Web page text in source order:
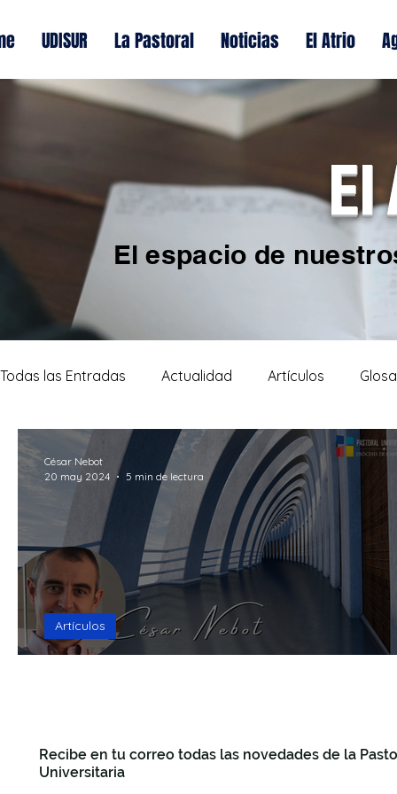
UDISUR La Pastoral Noticias El Atrio
El espacio de
Todas las Entradas Actualidad Artículos
15mins Break God Formación Recursos
Seguro que te preguntas Making Questions
La locura de la modernidad
Artículos
César Nebot
20 may 2024
5 min de lectura
Recibe en tu correo todas las novedades de la
Universitaria